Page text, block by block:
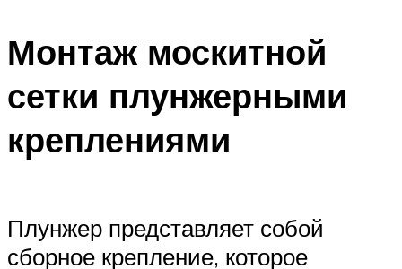
Монтаж москитной
сетки плунжерными
креплениями
Плунжер представляет собой
сборное крепление, которое